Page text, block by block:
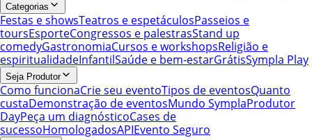
Categorias
Festas e showsTeatros e espetáculosPasseios e
toursEsporteCongressos e palestrasStand up
comedyGastronomiaCursos e workshopsReligião e
espiritualidadeInfantilSaúde e bem-estarGrátisSympla Play
Seja Produtor
Como funcionaCrie seu eventoTipos de eventosQuanto
custaDemonstração de eventosMundo SymplaProdutor
DayPeça um diagnósticoCases de
sucessoHomologadosAPIEvento Seguro